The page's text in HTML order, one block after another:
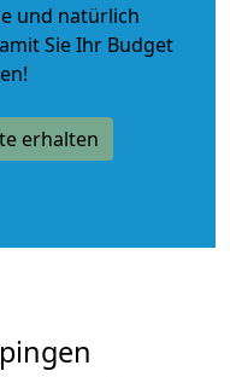
und natürlich
Sie Ihr Budget
erhalten